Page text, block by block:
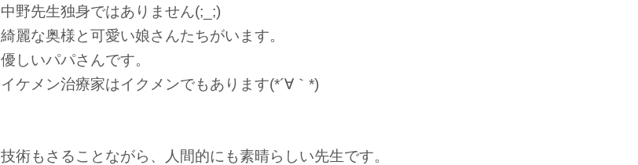
中野先生独身ではありません(;_;)
綺麗な奥様と可愛い娘さんたちがいます。
優しいパパさんです。
イケメン治療家はイクメンでもあります(*´∀｀*)
技術もさることながら、人間的にも素晴らしい先生です。